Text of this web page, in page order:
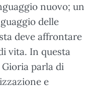
nuovo; un
delle
deve affrontare
vita. In questa
parla di
e